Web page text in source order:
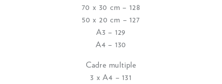
70 x 30 cm – 128
50 x 20 cm – 127
A3 – 129
A4 – 130
Cadre multiple
3 x A4 – 131